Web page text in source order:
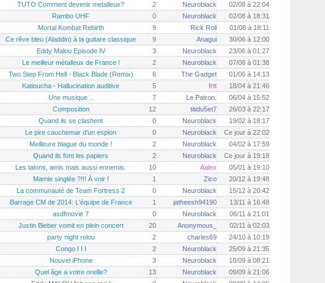
TUTO Comment devenir metalleux? 2 Neuroblack
02/08 à 22:04
Rambo UHF 0 Neuroblack
02/08 à 18:31
Mortal Kombat Rebirth 9 Rick Roll
01/08 à 18:11
Ce rêve bleu (Aladdin) à la guitare classique 9 Anagui
30/06 à 12:00
Eddy Malou Episode IV 3 Neuroblack
23/06 à 01:27
Le meilleur métalleux de France ! 2 Neuroblack
07/06 à 01:38
Two Step From Hell - Black Blade (Remix) 6 The Gadget
01/06 à 14:13
Katioucha - Hallucination auditive 5 frtt
18/04 à 21:46
Une musique .. 7 Le Patron.
06/04 à 15:52
Composition 12 titidu5et7
26/03 à 22:17
Quand ils se clashent 0 Neuroblack
19/02 à 18:17
Le pire cauchemar d'un espion 0 Neuroblack
Ce jour à 22:02
Meilleure blague du monde ! 2 Neuroblack
04/02 à 17:59
Quand ils font les papiers 2 Neuroblack
Ce jour à 19:18
Les talons, amis mais aussi ennemis. 10 Aalex
05/01 à 19:10
Mamie singlée ?!!! À voir ! 1 Zico
20/12 à 19:48
La communauté de Team Fortress 2 0 Neuroblack
15/12 à 20:42
Barrage CM de 2014: L'équipe de France 1 jatheesh94190
13/11 à 16:48
asdfmovie 7 0 Neuroblack
06/11 à 21:01
Justin Bieber vomit en plein concert 20 Anonymous_
02/11 à 02:03
party night relou 2 charles69
24/10 à 10:19
Congo I I I 2 Neuroblack
25/09 à 21:35
Nouvel iPhone 3 Neuroblack
18/09 à 08:21
Quel âge a votre oreille? 13 Neuroblack
09/09 à 21:06